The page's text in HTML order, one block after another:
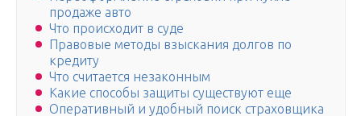
продаже авто
Что происходит в суде
Правовые методы взыскания долгов по
кредиту
Что считается незаконным
Какие способы защиты существуют еще
Оперативный и удобный поиск страховщика